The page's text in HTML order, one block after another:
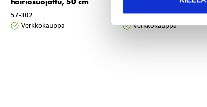
57-302
Verkkokauppa
57-307
Verkkokauppa